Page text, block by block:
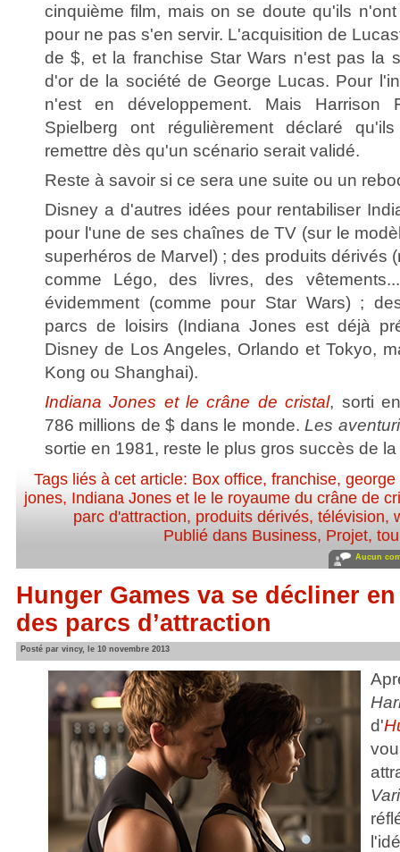
cinquième film, mais on se doute qu'ils
pour ne pas s'en servir. L'acquisition de
de $, et la franchise Star Wars n'est pas la
d'or de la société de George Lucas. Pour
n'est en développement. Mais Harrison
Spielberg ont régulièrement déclaré
remettre dès qu'un scénario serait validé.
Reste à savoir si ce sera une suite ou un
Disney a d'autres idées pour rentabiliser
pour l'une de ses chaînes de TV (sur le
superhéros de Marvel) ; des produits dérivés
comme Légo, des livres, des
évidemment (comme pour Star Wars) ;
parcs de loisirs (Indiana Jones est déjà
Disney de Los Angeles, Orlando et Tokyo,
Kong ou Shanghai).
Indiana Jones et le crâne de cristal, sorti
786 millions de $ dans le monde.Les
sortie en 1981, reste le plus gros succès de
Tags liés à cet article: Box office, franchise, george
jones, Indiana Jones et le le royaume du crâne de
parc d'attraction, produits dérivés,télévision,
Publié dans Business, Projet,
Aucun
Hunger Games va se décliner
des parcs d’attraction
Posté par vincy, le 10 novembre 2013
d'